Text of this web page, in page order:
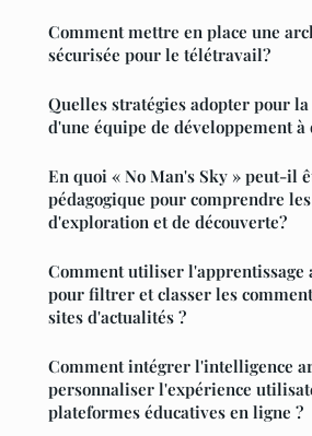
Comment mettre en place une
sécurisée pour le télétravail?
Quelles stratégies adopter pour la
d'une équipe de développement à
En quoi « No Man's Sky » peut-il
pédagogique pour comprendre
d'exploration et de découverte?
Comment utiliser l'apprentissage
pour filtrer et classer les
sites d'actualités ?
Comment intégrer l'intelligence
personnaliser l'expérience
plateformes éducatives en ligne ?